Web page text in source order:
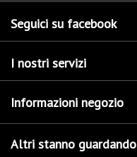
Seguici su facebook
I nostri servizi
Informazioni negozio
Altri stanno guardando